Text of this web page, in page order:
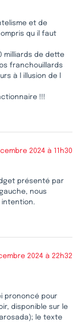
et de
qu il faut
milliards de dette
franchouillards
à l illusion de l
!!!
2024 à 11h30
présenté par
nous
intention.
2024 à 22h32
prononcé pour
disponible sur le
le texte